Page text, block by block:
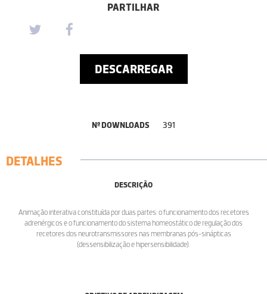
PARTILHAR
DESCARREGAR
Nº DOWNLOADS 391
DETALHES
DESCRIÇÃO
Animação interativa constituída por duas partes: o funcionamento dos recetores
adrenérgicos e o funcionamento do sistema homeostático de regulação dos
recetores dos neurotransmissores nas membranas pós-sinápticas
(dessensibilização e hipersensibilidade).